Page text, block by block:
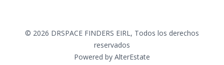
© 2026 DRSPACE FINDERS EIRL, Todos los derechos
reservados
Powered by AlterEstate